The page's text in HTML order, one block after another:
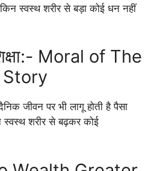
स्वस्थ शरीर से बड़ा कोई धन नहीं
Moral of The
Story
जीवन पर भी लागू होती है पैसा
स्वस्थ शरीर से बढ़कर कोई